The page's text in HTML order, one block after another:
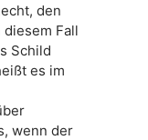
den
Fall
Schild
es im
wenn der